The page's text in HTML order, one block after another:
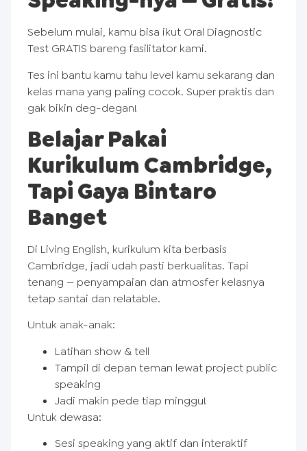
Sebelum mulai, kamu bisa ikut Oral Diagnostic
Test GRATIS bareng fasilitator kami.
Tes ini bantu kamu tahu level kamu sekarang dan
kelas mana yang paling cocok. Super praktis dan
gak bikin deg-degan!
Belajar Pakai
Kurikulum Cambridge,
Tapi Gaya Bintaro
Banget
Di Living English, kurikulum kita berbasis
Cambridge, jadi udah pasti berkualitas. Tapi
tenang — penyampaian dan atmosfer kelasnya
tetap santai dan relatable.
Untuk anak-anak:
Latihan show & tell
Tampil di depan teman lewat project public
speaking
Jadi makin pede tiap minggu!
Untuk dewasa:
Sesi speaking yang aktif dan interaktif